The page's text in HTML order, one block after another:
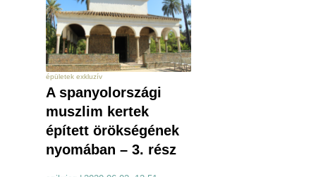
épületek exkluzív
A spanyolországi
muszlim kertek
épített örökségének
nyomában – 3. rész